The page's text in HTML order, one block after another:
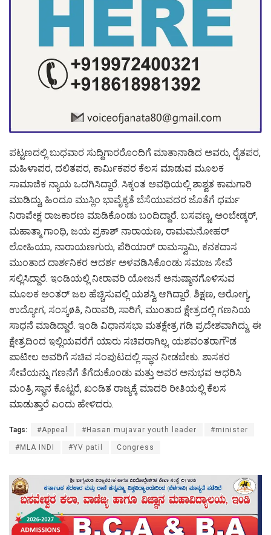
ಪಟ್ಟಣದಲ್ಲಿ ಬುಧವಾರ ಸುದ್ದಿಗಾರರೊಂದಿಗೆ ಮಾತಾನಾಡಿದ ಅವರು, ರೈತಪರ,
ಮಹಿಳಾಪರ, ದಲಿತಪರ, ಕಾರ್ಮಿಕಪರ ಕೆಲಸ ಮಾಡುವ ಮೂಲಕ
ಸಾಮಾಜಿಕ ನ್ಯಾಯ ಒದಗಿಸಿದ್ದಾರೆ. ಸಿಕ್ಕಂತ ಅವಧಿಯಲ್ಲಿ ಶಾಶ್ವತ ಕಾಮಗಾರಿ
ಮಾಡಿದ್ದು, ಹಿಂದೂ ಮುಸ್ಲಿಂ ಭಾವೈಕ್ಯತೆ ಬೆಸೆಯುವದರ ಜೊತೆಗೆ ಧರ್ಮ
ನಿರಾಪೇಕ್ಷ ರಾಜಕಾರಣ ಮಾಡಿಕೊಂಡು ಬಂದಿದ್ದಾರೆ. ಬಸವಣ್ಣ, ಅಂಬೇಡ್ಕರ್,
ಮಹಾತ್ಮಾ ಗಾಂಧಿ, ಜಯ ಪ್ರಕಾಶ್ ನಾರಾಯಣ, ರಾಮಮನೋಹರ್
ಲೋಹಿಯಾ, ನಾರಾಯಣಗುರು, ಪೆರಿಯಾರ್ ರಾಮಸ್ವಾಮಿ, ಕನಕದಾಸ
ಮುಂತಾದ ದಾರ್ಶನಿಕರ ಆದರ್ಶ ಅಳವಡಿಸಿಕೊಂಡು ಸಮಾಜ ಸೇವೆ
ಸಲ್ಲಿಸಿದ್ದಾರೆ. ಇಂಡಿಯಲ್ಲಿ ನೀರಾವರಿ ಯೋಜನೆ ಅನುಷ್ಠಾನಗೊಳಿಸುವ
ಮೂಲಕ ಅಂತರ್ ಜಲ ಹೆಚ್ಚಿಸುವಲ್ಲಿ ಯಶಸ್ವಿ ಆಗಿದ್ದಾರೆ. ಶಿಕ್ಷಣ, ಅರೋಗ್ಯ,
ಉದ್ಯೋಗ, ಸಂಸ್ಕøತಿ, ನಿರಾವರಿ, ಸಾರಿಗೆ, ಮುಂತಾದ ಕ್ಷೇತ್ರದಲ್ಲಿ ಗಣನಿಯ
ಸಾಧನೆ ಮಾಡಿದ್ದಾರೆ. ಇಂಡಿ ವಿಧಾನಸಭಾ ಮತಕ್ಷೇತ್ರ ಗಡಿ ಪ್ರದೇಶವಾಗಿದ್ದು, ಈ
ಕ್ಷೇತ್ರದಿಂದ ಇಲ್ಲಿಯವರೆಗೆ ಯಾರು ಸಚಿವರಾಗಿಲ್ಲ. ಯಶವಂತರಾಗೌಡ
ಪಾಟೀಲ ಅವರಿಗೆ ಸಚಿವ ಸಂಪುಟದಲ್ಲಿ ಸ್ಥಾನ ನೀಡಬೇಕು. ಶಾಸಕರ
ಸೇವೆಯನ್ನು ಗಣನೆಗೆ ತೆಗೆದುಕೊಂಡು ಮತ್ತು ಅವರ ಅನುಭವ ಆಧರಿಸಿ
ಮಂತ್ರಿ ಸ್ಥಾನ ಕೊಟ್ಟರೆ, ಖಂಡಿತ ರಾಜ್ಯಕ್ಕೆ ಮಾದರಿ ರೀತಿಯಲ್ಲಿ ಕೆಲಸ
ಮಾಡುತ್ತಾರೆ ಎಂದು ಹೇಳಿದರು.
Tags: #Appeal #Hasan mujavar youth leader #minister
#MLA INDI #YV patil Congress